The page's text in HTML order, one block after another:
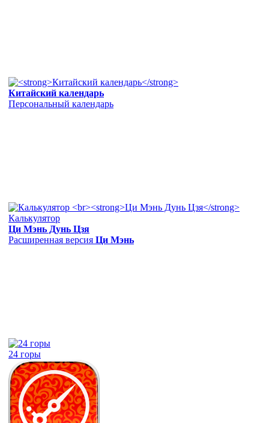
Китайский календарь
Персональный календарь
Калькулятор
Ци Мэнь Дунь Цзя
Расширенная версия Ци Мэнь
24 горы